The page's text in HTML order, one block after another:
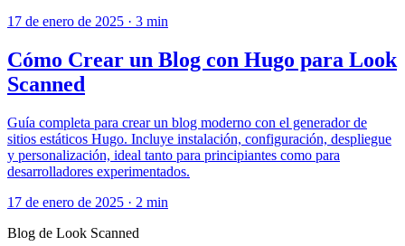
17 de enero de 2025 · 3 min
Cómo Crear un Blog con Hugo para Look
Scanned
Guía completa para crear un blog moderno con el generador de
sitios estáticos Hugo. Incluye instalación, configuración, despliegue
y personalización, ideal tanto para principiantes como para
desarrolladores experimentados.
17 de enero de 2025 · 2 min
Blog de Look Scanned